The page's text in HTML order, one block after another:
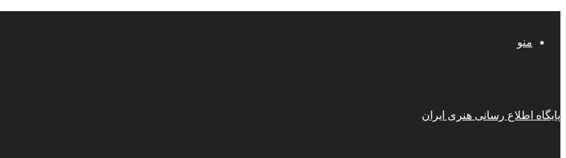
منو
پایگاه اطلاع رسانی هنری ایران